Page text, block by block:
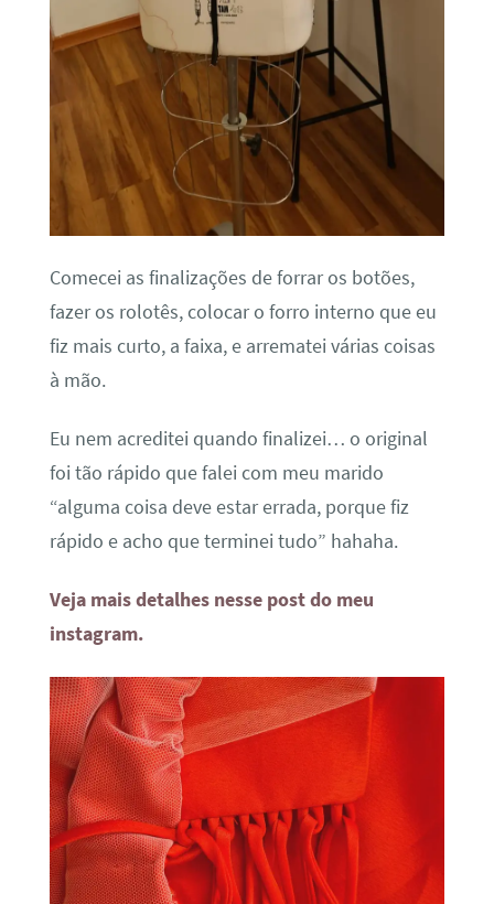
Comecei as finalizações de forrar os botões,
fazer os rolotês, colocar o forro interno que eu
fiz mais curto, a faixa, e arrematei várias coisas
à mão.
Eu nem acreditei quando finalizei… o original
foi tão rápido que falei com meu marido
“alguma coisa deve estar errada, porque fiz
rápido e acho que terminei tudo” hahaha.
Veja mais detalhes nesse post do meu
instagram.